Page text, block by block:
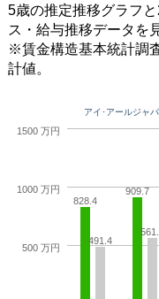
5歳の推定推移グラフ
ス・給与推移データを
※賃金構造基本統計調
計値。
アイ･アールジャ
828.4
909.7
491.4
500 万円
1000 万円
1500 万円